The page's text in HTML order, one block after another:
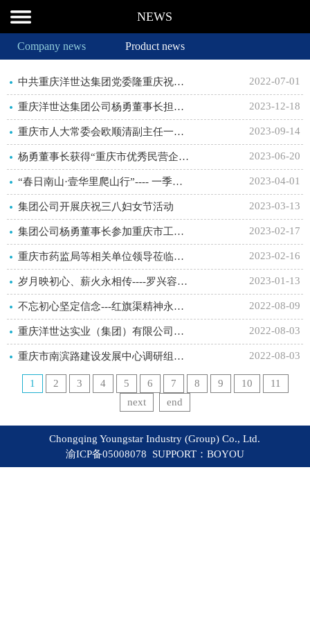
NEWS
Company news Product news
中共重庆洋世达集团党委隆重庆祝建党101周年活动 2022-07-01
重庆洋世达集团公司杨勇董事长担任海南省重庆商会荣誉会长 2023-12-18
重庆市人大常委会欧顺清副主任一行莅临洋世达集团走访调研 2023-09-14
杨勇董事长获得“重庆市优秀民营企业家”殊荣 2023-06-20
“春日南山·壹华里爬山行”---- 一季度员工集体生日活动 2023-04-01
集团公司开展庆祝三八妇女节活动 2023-03-13
集团公司杨勇董事长参加重庆市工商联—房地产商会调研工作会议 2023-02-17
重庆市药监局等相关单位领导莅临纯芝生物公司走访调研 2023-02-16
岁月映初心、薪火永相传----罗兴容、漆兵同志光荣退休欢送会 2023-01-13
不忘初心坚定信念---红旗渠精神永传承 2022-08-09
重庆洋世达实业（集团）有限公司隆重庆祝中国人民解放军建军95周年 2022-08-03
重庆市南滨路建设发展中心调研组一行莅临洋世达集团走访调研 2022-08-03
1 2 3 4 5 6 7 8 9 10
11
next
end
Chongqing Youngstar Industry (Group) Co., Ltd.
渝ICP备05008078 SUPPORT： BOYOU